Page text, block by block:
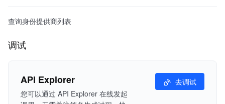
查询身份提供商列表
调试
API Explorer
您可以通过 API Explorer 在线发起
去调试